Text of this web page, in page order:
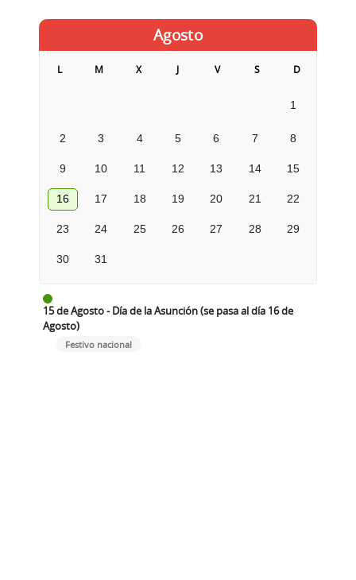
Agosto
L M X J V S D
1
2 3 4 5 6 7 8
9 10 11 12 13 14 15
16 17 18 19 20 21 22
23 24 25 26 27 28 29
30 31
15 de Agosto - Día de la Asunción (se pasa al día 16 de
Agosto)
Festivo nacional